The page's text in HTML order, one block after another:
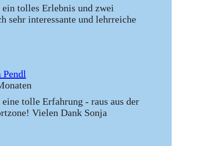
ein tolles Erlebnis und zwei
sehr interessante und lehrreiche
Pendl
eine tolle Erfahrung - raus aus der
Vielen Dank Sonja